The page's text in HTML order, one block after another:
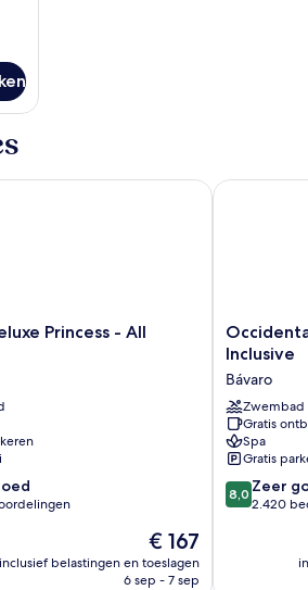
Princess - All
De
prijs
is
€ 167
inclusief belastingen en toeslagen
6 sep - 7 sep
Princess - All Inclusive
Occidental
Punta
-
All
Inclusive
Bávaro
Inclusive
Bávaro
Zwembad
Gratis
Spa
Gratis
8.0
van
8,0 Zeer
2.420
Occidental